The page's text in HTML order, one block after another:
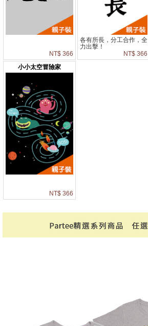
NT$ 366
各有所長，分工合作，全
力出擊！
NT$ 366
小小太空冒險家
NT$ 366